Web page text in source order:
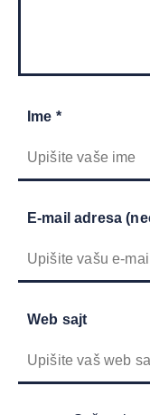
Ime *
E-mail adresa
Web sajt